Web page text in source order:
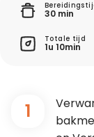
30 min
Totale tijd
1u 10min
1